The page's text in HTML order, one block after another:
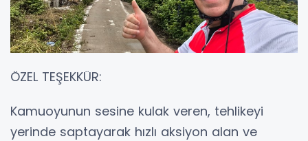
ÖZEL TEŞEKKÜR:
Kamuoyunun sesine kulak veren, tehlikeyi
yerinde saptayarak hızlı aksiyon alan ve